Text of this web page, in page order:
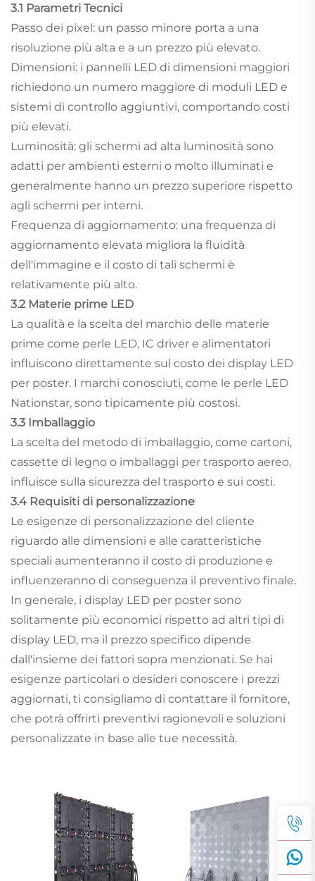
3.1 Parametri Tecnici
Passo dei pixel: un passo minore porta a una
risoluzione più alta e a un prezzo più elevato.
Dimensioni: i pannelli LED di dimensioni maggiori
richiedono un numero maggiore di moduli LED e
sistemi di controllo aggiuntivi, comportando costi
più elevati.
Luminosità: gli schermi ad alta luminosità sono
adatti per ambienti esterni o molto illuminati e
generalmente hanno un prezzo superiore rispetto
agli schermi per interni.
Frequenza di aggiornamento: una frequenza di
aggiornamento elevata migliora la fluidità
dell'immagine e il costo di tali schermi è
relativamente più alto.
3.2 Materie prime LED
La qualità e la scelta del marchio delle materie
prime come perle LED, IC driver e alimentatori
influiscono direttamente sul costo dei display LED
per poster. I marchi conosciuti, come le perle LED
Nationstar, sono tipicamente più costosi.
3.3 Imballaggio
La scelta del metodo di imballaggio, come cartoni,
cassette di legno o imballaggi per trasporto aereo,
influisce sulla sicurezza del trasporto e sui costi.
3.4 Requisiti di personalizzazione
Le esigenze di personalizzazione del cliente
riguardo alle dimensioni e alle caratteristiche
speciali aumenteranno il costo di produzione e
influenzeranno di conseguenza il preventivo finale.
In generale, i display LED per poster sono
solitamente più economici rispetto ad altri tipi di
display LED, ma il prezzo specifico dipende
dall'insieme dei fattori sopra menzionati. Se hai
esigenze particolari o desideri conoscere i prezzi
aggiornati, ti consigliamo di contattare il fornitore,
che potrà offrirti preventivi ragionevoli e soluzioni
personalizzate in base alle tue necessità.